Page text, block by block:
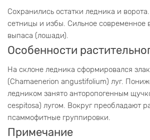
Сохранились остатки ледника и
сетницы и избы. Сильное современное
выпаса (лошади).
Особенности
На склоне ледника сформировался
(Chamaenerion angustifolium) луг.
ледником занято анторопогенным
cespitosa) лугом. Вокруг преобладают
псаммофитные группировки.
Примечание